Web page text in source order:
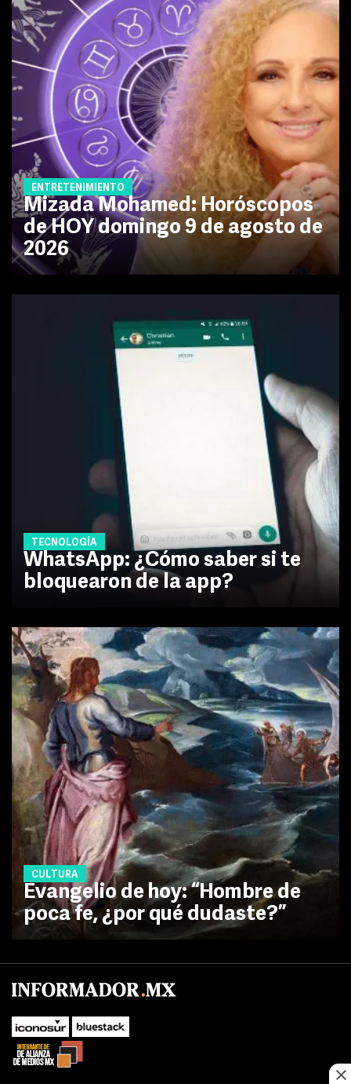
ENTRETENIMIENTO
Mizada Mohamed: Horóscopos
de HOY domingo 9 de agosto de
2026
TECNOLOGÍA
WhatsApp: ¿Cómo saber si te
bloquearon de la app?
CULTURA
Evangelio de hoy: “Hombre de
poca fe, ¿por qué dudaste?”